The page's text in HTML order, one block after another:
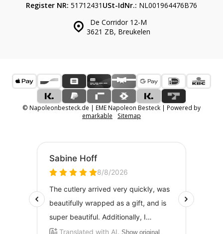
De Corridor 12-M
3621 ZB, Breukelen
Register NR: 51712431 USt-IdNr.: NL001964476B76
© Napoleonbesteck.de | EME Napoleon Besteck | Powered by
emarkable
Sitemap